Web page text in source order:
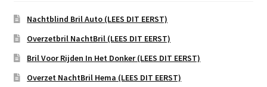
Nachtblind Bril Auto (LEES DIT EERST)
Overzetbril NachtBril (LEES DIT EERST)
Bril Voor Rijden In Het Donker (LEES DIT EERST)
Overzet NachtBril Hema (LEES DIT EERST)